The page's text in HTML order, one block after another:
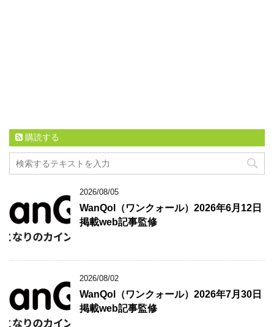
購読する
2026/08/05
WanQol（ワンクォール）2026年6月12日
掲載web記事監修
2026/08/02
WanQol（ワンクォール）2026年7月30日
掲載web記事監修